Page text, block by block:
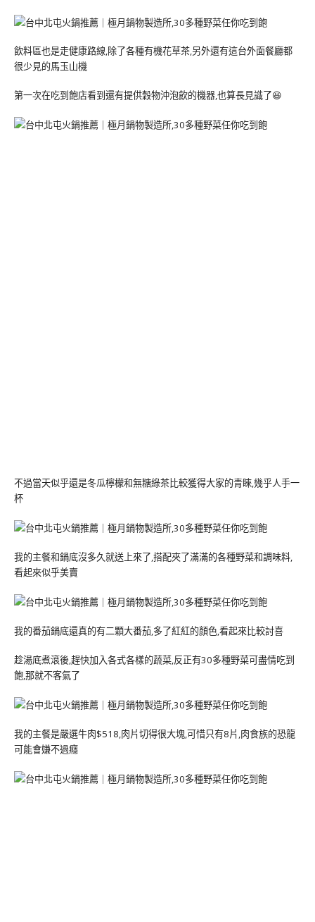
飲料區也是走健康路線,除了各種有機花草茶,另外還有這台外面餐廳都
很少見的馬玉山機
第一次在吃到飽店看到還有提供穀物沖泡飲的機器,也算長見識了😆
不過當天似乎還是冬瓜檸檬和無糖綠茶比較獲得大家的青睞,幾乎人手一
杯
我的主餐和鍋底沒多久就送上來了,搭配夾了滿滿的各種野菜和調味料,
看起來似乎美賣
我的番茄鍋底還真的有二顆大番茄,多了紅紅的顏色,看起來比較討喜
趁湯底煮滾後,趕快加入各式各樣的蔬菜,反正有30多種野菜可盡情吃到
飽,那就不客氣了
我的主餐是嚴選牛肉$518,肉片切得很大塊,可惜只有8片,肉食族的恐龍
可能會嫌不過癮